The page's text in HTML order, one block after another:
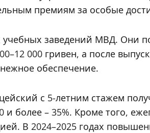
премиям за особые
учебных заведений МВД. Они
000 гривен, а после
обеспечение.
с 5-летним стажем
и более – 35%. Кроме того,
В 2024–2025 годах